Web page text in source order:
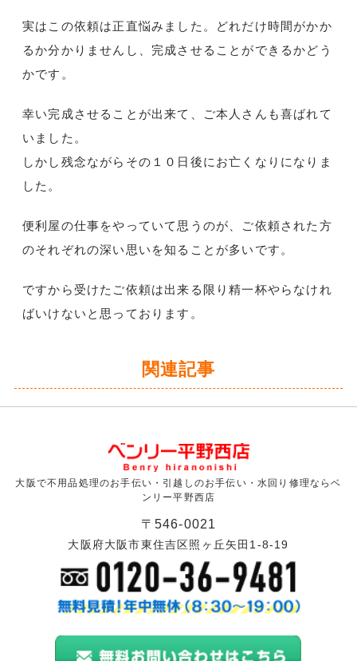
実はこの依頼は正直悩みました。どれだけ時間がかか
るか分かりませんし、完成させることができるかどう
かです。
幸い完成させることが出来て、ご本人さんも喜ばれて
いました。
しかし残念ながらその１０日後にお亡くなりになりま
した。
便利屋の仕事をやっていて思うのが、ご依頼された方
のそれぞれの深い思いを知ることが多いです。
ですから受けたご依頼は出来る限り精一杯やらなけれ
ばいけないと思っております。
関連記事
大阪で不用品処理のお手伝い・引越しのお手伝い・水回り修理ならベ
ンリー平野西店
〒546-0021
大阪府大阪市東住吉区照ヶ丘矢田1-8-19